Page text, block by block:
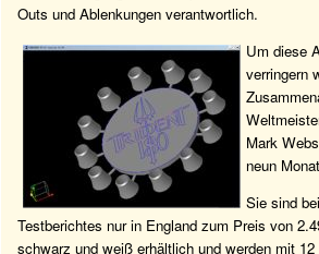
Outs und Ablenkungen verantwortlich.
Um diese
verringern
Mark
neun
Sie sind
Testberichtes nur in England zum Preis von
schwarz und weiß erhältlich und werden mit